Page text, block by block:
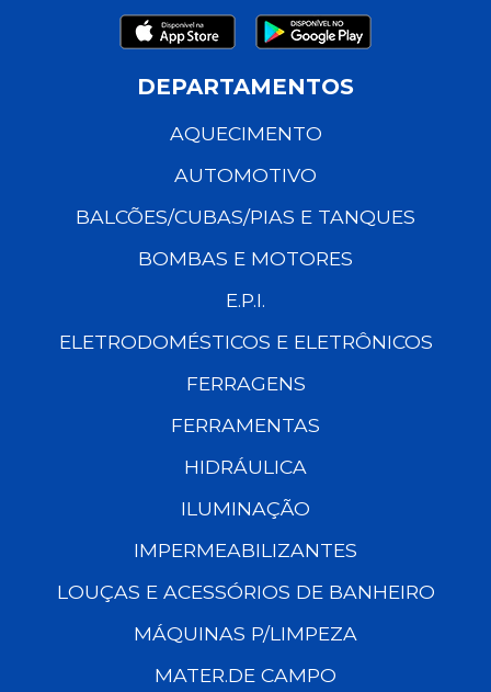
DEPARTAMENTOS
AQUECIMENTO
AUTOMOTIVO
BALCÕES/CUBAS/PIAS E TANQUES
BOMBAS E MOTORES
E.P.I.
ELETRODOMÉSTICOS E ELETRÔNICOS
FERRAGENS
FERRAMENTAS
HIDRÁULICA
ILUMINAÇÃO
IMPERMEABILIZANTES
LOUÇAS E ACESSÓRIOS DE BANHEIRO
MÁQUINAS P/LIMPEZA
MATER.DE CAMPO